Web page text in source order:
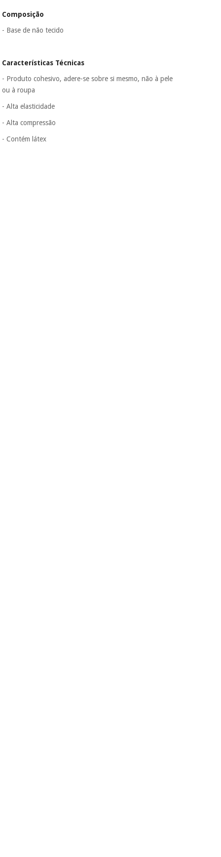
Composição
- Base de não tecido
Características Técnicas
- Produto cohesivo, adere-se sobre si mesmo, não à pele
ou à roupa
- Alta elasticidade
- Alta compressão
- Contém látex